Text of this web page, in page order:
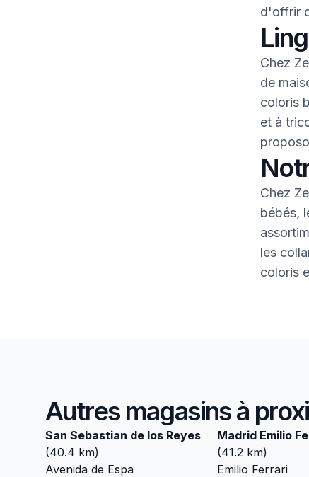
d'offrir
Chez
de
coloris
et à
Chez
bébés,
les
coloris
Autres magasins à
San Sebastian de los Reyes
(40.4 km)
Avenida de Espa
Madrid Emilio
(41.2 km)
Emilio Ferrari